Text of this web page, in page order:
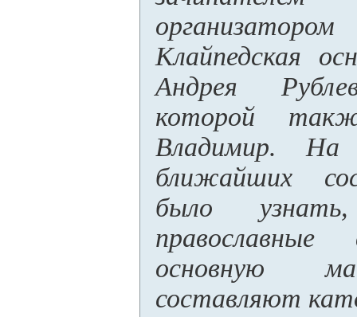
Клайпедская
Андрея
которой
Владимир. На
ближайших
было
основную
составляют